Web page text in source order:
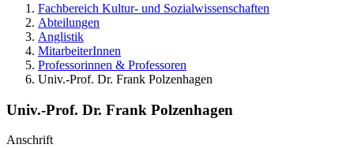
Fachbereich Kultur- und Sozialwissenschaften
Abteilungen
Anglistik
MitarbeiterInnen
Professorinnen & Professoren
Univ.-Prof. Dr. Frank Polzenhagen
Univ.-Prof. Dr. Frank Polzenhagen
Anschrift